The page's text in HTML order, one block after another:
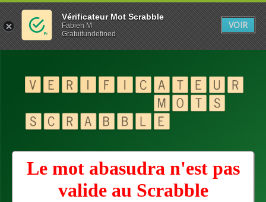
Le mot abasudra n'est pas
valide au Scrabble
Vérificateur Mot Scrabble
Fabien M
Gratuitundefined
VOIR